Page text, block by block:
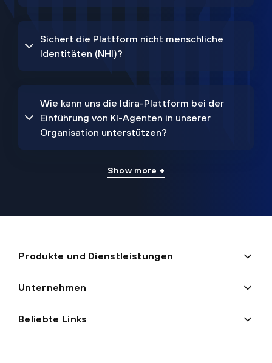
Sichert die Plattform nicht menschliche
Identitäten (NHI)?
Wie kann uns die Idira-Plattform bei der
Einführung von KI-Agenten in unserer
Organisation unterstützen?
Show more +
Produkte und Dienstleistungen
Unternehmen
Beliebte Links